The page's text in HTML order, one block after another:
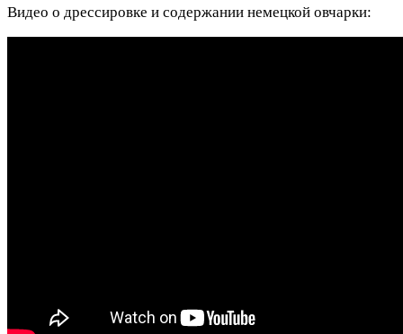
Видео о дрессировке и содержании немецкой овчарки: